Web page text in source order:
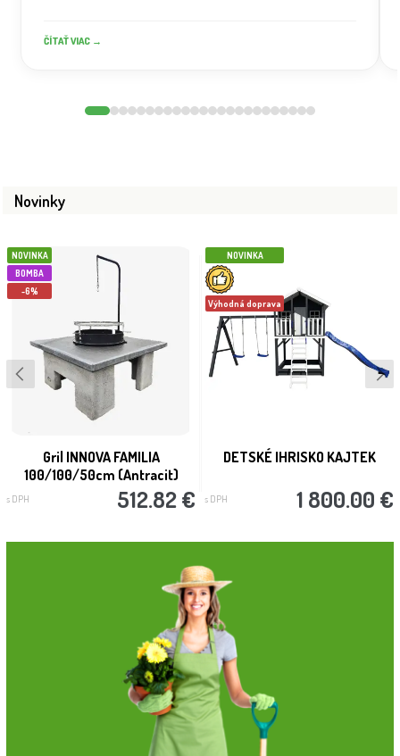
ČÍTAŤ VIAC →
Novinky
NOVINKA
BOMBA
-6%
Gril INNOVA FAMILIA
100/100/50cm (Antracit)
s DPH 512.82 €
NOVINKA
Výhodná doprava
DETSKÉ IHRISKO KAJTEK
s DPH 1 800.00 €